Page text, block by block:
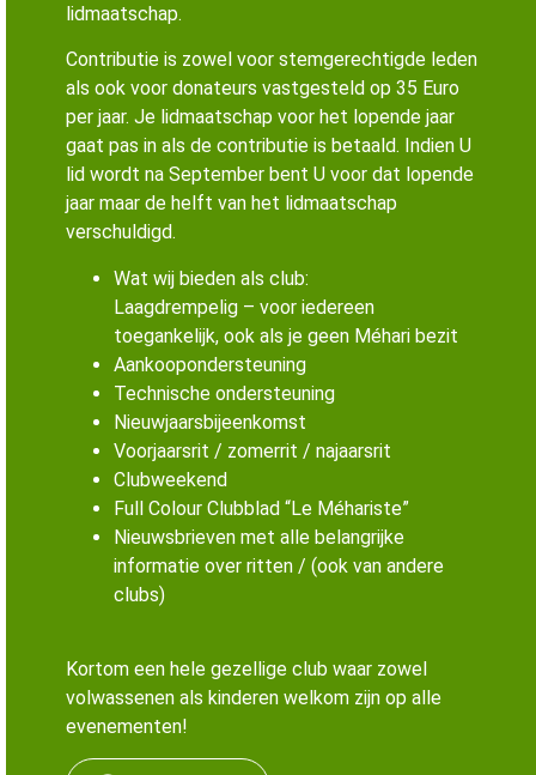
lidmaatschap.
Contributie is zowel voor stemgerechtigde leden
als ook voor donateurs vastgesteld op 35 Euro
per jaar. Je lidmaatschap voor het lopende jaar
gaat pas in als de contributie is betaald. Indien U
lid wordt na September bent U voor dat lopende
jaar maar de helft van het lidmaatschap
verschuldigd.
Wat wij bieden als club:
Laagdrempelig – voor iedereen
toegankelijk, ook als je geen Méhari bezit
Aankoopondersteuning
Technische ondersteuning
Nieuwjaarsbijeenkomst
Voorjaarsrit / zomerrit / najaarsrit
Clubweekend
Full Colour Clubblad “Le Méhariste”
Nieuwsbrieven met alle belangrijke
informatie over ritten / (ook van andere
clubs)
Kortom een hele gezellige club waar zowel
volwassenen als kinderen welkom zijn op alle
evenementen!